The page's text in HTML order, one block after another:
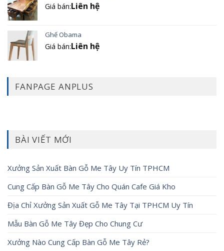
Giá bán:Liên hệ
Ghế Obama
Giá bán:Liên hệ
FANPAGE ANPLUS
BÀI VIẾT MỚI
Xưởng Sản Xuất Bàn Gỗ Me Tây Uy Tín TPHCM
Cung Cấp Bàn Gỗ Me Tây Cho Quán Cafe Giá Kho
Địa Chỉ Xưởng Sản Xuất Gỗ Me Tây Tại TPHCM Uy Tín
Mẫu Bàn Gỗ Me Tây Đẹp Cho Chung Cư
Xưởng Nào Cung Cấp Bàn Gỗ Me Tây Rẻ?